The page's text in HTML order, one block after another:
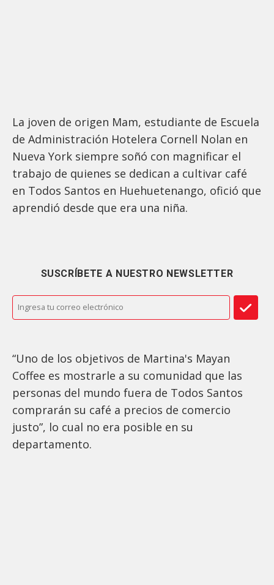
La joven de origen Mam, estudiante de Escuela
de Administración Hotelera Cornell Nolan en
Nueva York siempre soñó con magnificar el
trabajo de quienes se dedican a cultivar café
en Todos Santos en Huehuetenango, ofició que
aprendió desde que era una niña.
SUSCRÍBETE A NUESTRO NEWSLETTER
“Uno de los objetivos de Martina's Mayan
Coffee es mostrarle a su comunidad que las
personas del mundo fuera de Todos Santos
comprarán su café a precios de comercio
justo”, lo cual no era posible en su
departamento.